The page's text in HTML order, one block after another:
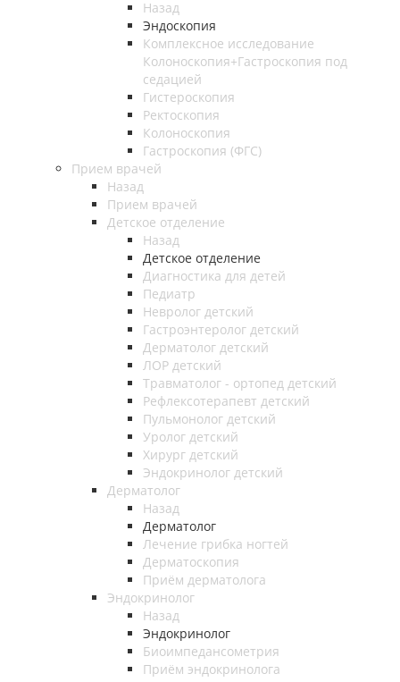
Назад
Эндоскопия
Комплексное исследование
Колоноскопия+Гастроскопия под
седацией
Гистероскопия
Ректоскопия
Колоноскопия
Гастроскопия (ФГС)
Прием врачей
Назад
Прием врачей
Детское отделение
Назад
Детское отделение
Диагностика для детей
Педиатр
Невролог детский
Гастроэнтеролог детский
Дерматолог детский
ЛОР детский
Травматолог - ортопед детский
Рефлексотерапевт детский
Пульмонолог детский
Уролог детский
Хирург детский
Эндокринолог детский
Дерматолог
Назад
Дерматолог
Лечение грибка ногтей
Дерматоскопия
Приём дерматолога
Эндокринолог
Назад
Эндокринолог
Биоимпедансометрия
Приём эндокринолога